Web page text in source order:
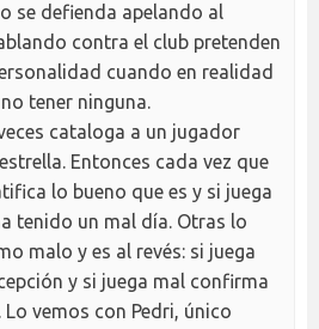
se defienda apelando al
contra el club pretenden
cuando en realidad
tener ninguna.
cataloga a un jugador
Entonces cada vez que
lo bueno que es y si juega
tenido un mal día. Otras lo
malo y es al revés: si juega
y si juega mal confirma
Lo vemos con Pedri, único